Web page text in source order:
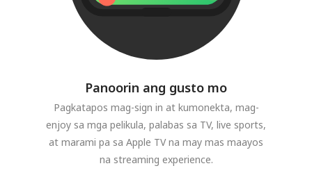
Panoorin ang gusto mo
Pagkatapos mag-sign in at kumonekta, mag-
enjoy sa mga pelikula, palabas sa TV, live sports,
at marami pa sa Apple TV na may mas maayos
na streaming experience.